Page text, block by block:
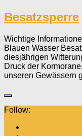
Besatzsperre
Wichtige
Blauen Wasser
diesjährigen
Druck der
unseren Gewässern
Follow: